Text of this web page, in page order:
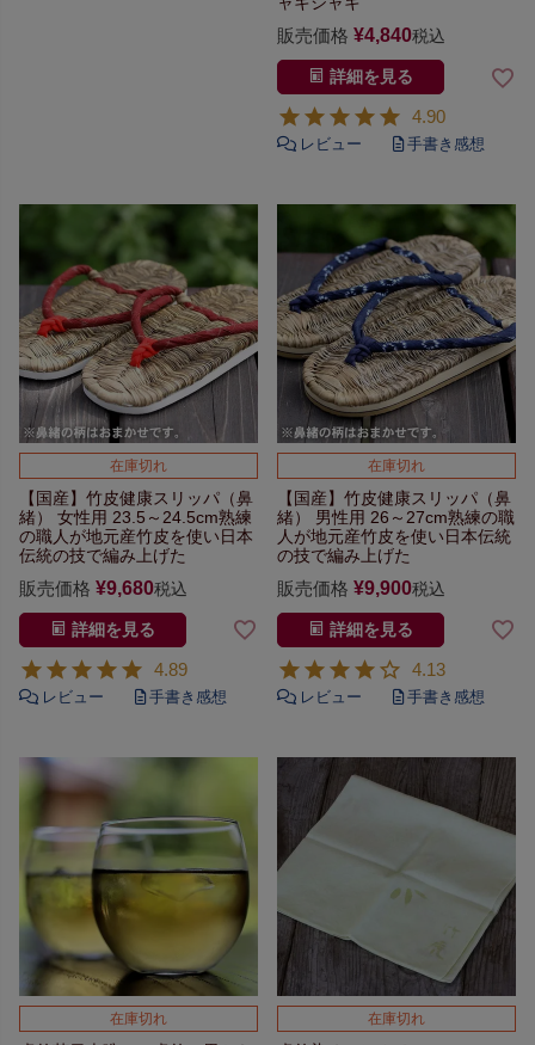
販売価格 ¥4,840税込
詳細を見る
4.90
在庫切れ
【国産】竹皮健康スリッパ（鼻
緒）
女性用 23.5～24.5cm熟練
の職人が地元産竹皮を使い日本
伝統の技で編み上げた
販売価格 ¥9,680税込
詳細を見る
4.89
在庫切れ
【国産】竹皮健康スリッパ（鼻
緒） 男性用 26～27cm熟練の職
人が地元産竹皮を使い日本伝統
の技で編み上げた
販売価格 ¥9,900税込
詳細を見る
4.13
在庫切れ 在庫切れ